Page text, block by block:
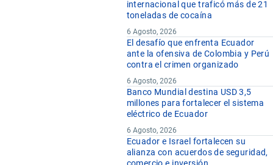
internacional que traficó más de 21
toneladas de cocaína
6 Agosto, 2026
El desafío que enfrenta Ecuador
ante la ofensiva de Colombia y Perú
contra el crimen organizado
6 Agosto, 2026
Banco Mundial destina USD 3,5
millones para fortalecer el sistema
eléctrico de Ecuador
6 Agosto, 2026
Ecuador e Israel fortalecen su
alianza con acuerdos de seguridad,